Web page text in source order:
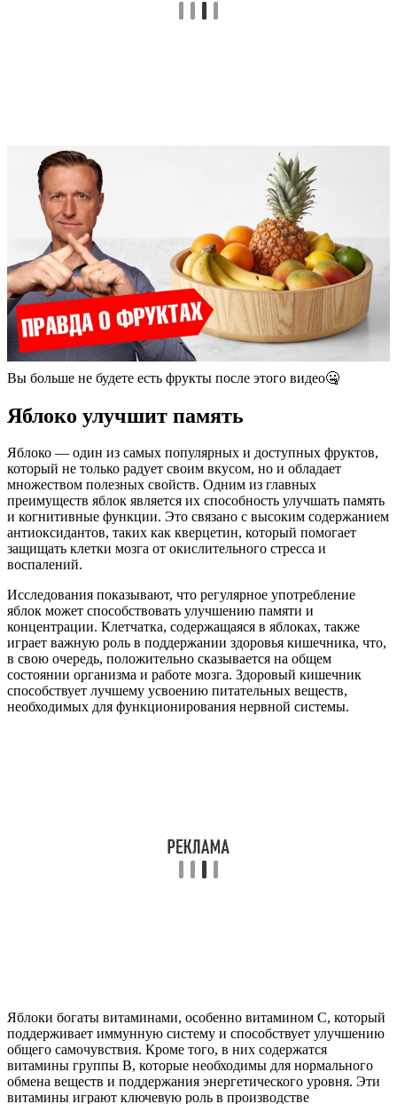
Вы больше не будете есть фрукты после этого видео🤐
Яблоко улучшит память
Яблоко — один из самых популярных и доступных фруктов,
который не только радует своим вкусом, но и обладает
множеством полезных свойств. Одним из главных
преимуществ яблок является их способность улучшать память
и когнитивные функции. Это связано с высоким содержанием
антиоксидантов, таких как кверцетин, который помогает
защищать клетки мозга от окислительного стресса и
воспалений.
Исследования показывают, что регулярное употребление
яблок может способствовать улучшению памяти и
концентрации. Клетчатка, содержащаяся в яблоках, также
играет важную роль в поддержании здоровья кишечника, что,
в свою очередь, положительно сказывается на общем
состоянии организма и работе мозга. Здоровый кишечник
способствует лучшему усвоению питательных веществ,
необходимых для функционирования нервной системы.
Яблоки богаты витаминами, особенно витамином C, который
поддерживает иммунную систему и способствует улучшению
общего самочувствия. Кроме того, в них содержатся
витамины группы B, которые необходимы для нормального
обмена веществ и поддержания энергетического уровня. Эти
витамины играют ключевую роль в производстве